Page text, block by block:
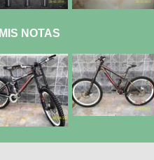
MIS NOTAS